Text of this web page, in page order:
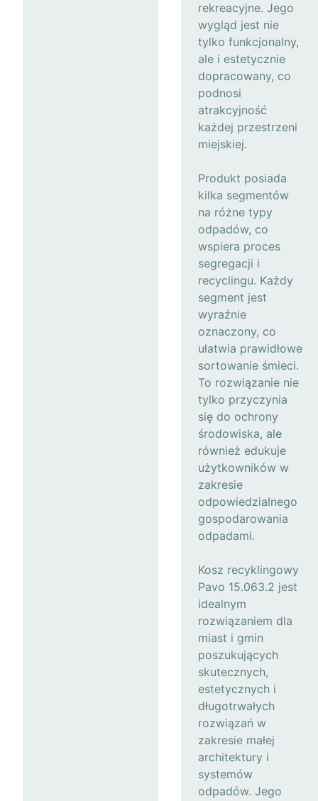
rekreacyjne. Jego
wygląd jest nie
tylko funkcjonalny,
ale i estetycznie
dopracowany, co
podnosi
atrakcyjność
każdej przestrzeni
miejskiej.
Produkt posiada
kilka segmentów
na różne typy
odpadów, co
wspiera proces
segregacji i
recyclingu. Każdy
segment jest
wyraźnie
oznaczony, co
ułatwia prawidłowe
sortowanie śmieci.
To rozwiązanie nie
tylko przyczynia
się do ochrony
środowiska, ale
również edukuje
użytkowników w
zakresie
odpowiedzialnego
gospodarowania
odpadami.
Kosz recyklingowy
Pavo 15.063.2 jest
idealnym
rozwiązaniem dla
miast i gmin
poszukujących
skutecznych,
estetycznych i
długotrwałych
rozwiązań w
zakresie małej
architektury i
systemów
odpadów. Jego